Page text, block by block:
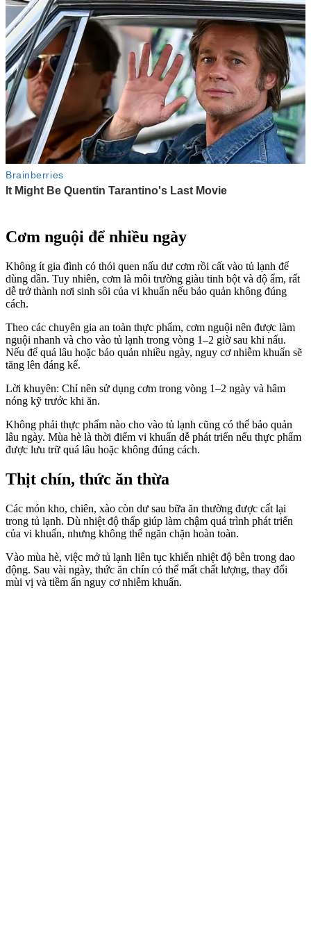
Cơm nguội để nhiều ngày
Không ít gia đình có thói quen nấu dư cơm rồi cất vào tủ lạnh để
dùng dần. Tuy nhiên, cơm là môi trường giàu tinh bột và độ ẩm, rất
dễ trở thành nơi sinh sôi của vi khuẩn nếu bảo quản không đúng
cách.
Theo các chuyên gia an toàn thực phẩm, cơm nguội nên được làm
nguội nhanh và cho vào tủ lạnh trong vòng 1–2 giờ sau khi nấu.
Nếu để quá lâu hoặc bảo quản nhiều ngày, nguy cơ nhiễm khuẩn sẽ
tăng lên đáng kể.
Lời khuyên: Chỉ nên sử dụng cơm trong vòng 1–2 ngày và hâm
nóng kỹ trước khi ăn.
Không phải thực phẩm nào cho vào tủ lạnh cũng có thể bảo quản
lâu ngày. Mùa hè là thời điểm vi khuẩn dễ phát triển nếu thực phẩm
được lưu trữ quá lâu hoặc không đúng cách.
Thịt chín, thức ăn thừa
Các món kho, chiên, xào còn dư sau bữa ăn thường được cất lại
trong tủ lạnh. Dù nhiệt độ thấp giúp làm chậm quá trình phát triển
của vi khuẩn, nhưng không thể ngăn chặn hoàn toàn.
Vào mùa hè, việc mở tủ lạnh liên tục khiến nhiệt độ bên trong dao
động. Sau vài ngày, thức ăn chín có thể mất chất lượng, thay đổi
mùi vị và tiềm ẩn nguy cơ nhiễm khuẩn.